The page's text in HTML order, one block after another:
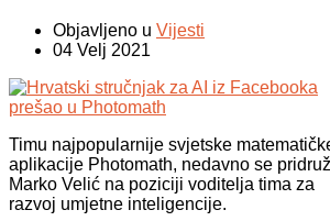
Objavljeno u Vijesti
04 Velj 2021
Timu najpopularnije svjetske
aplikacije Photomath, nedavno se
Marko Velić na poziciji voditelja tima za
razvoj umjetne inteligencije.